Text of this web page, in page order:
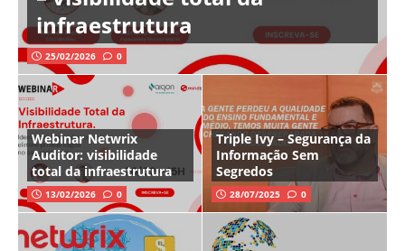
infraestrutura
25/02/2026 0
Webinar Netwrix
Auditor: visibilidade
total da infraestrutura
13/02/2026 0
Triple Ivy – Segurança da
Informação Sem
Segredos
28/07/2025 0